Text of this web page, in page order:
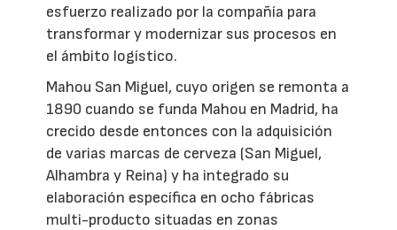
esfuerzo realizado por la compañía para
transformar y modernizar sus procesos en
el ámbito logístico.
Mahou San Miguel, cuyo origen se remonta a
1890 cuando se funda Mahou en Madrid, ha
crecido desde entonces con la adquisición
de varias marcas de cerveza (San Miguel,
Alhambra y Reina) y ha integrado su
elaboración específica en ocho fábricas
multi-producto situadas en zonas